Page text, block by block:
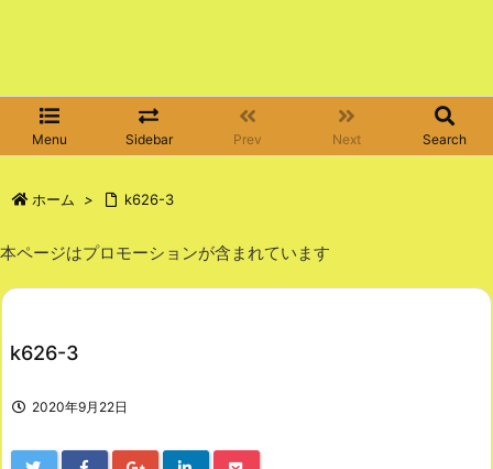
Menu Sidebar Prev Next Search
ホーム > k626-3
本ページはプロモーションが含まれています
k626-3
2020年9月22日